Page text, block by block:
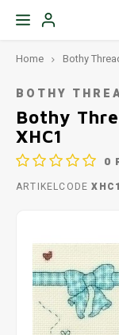
Home Bothy
BOTHY
Bothy
XHC1
0
ARTIKELCODE XHC1